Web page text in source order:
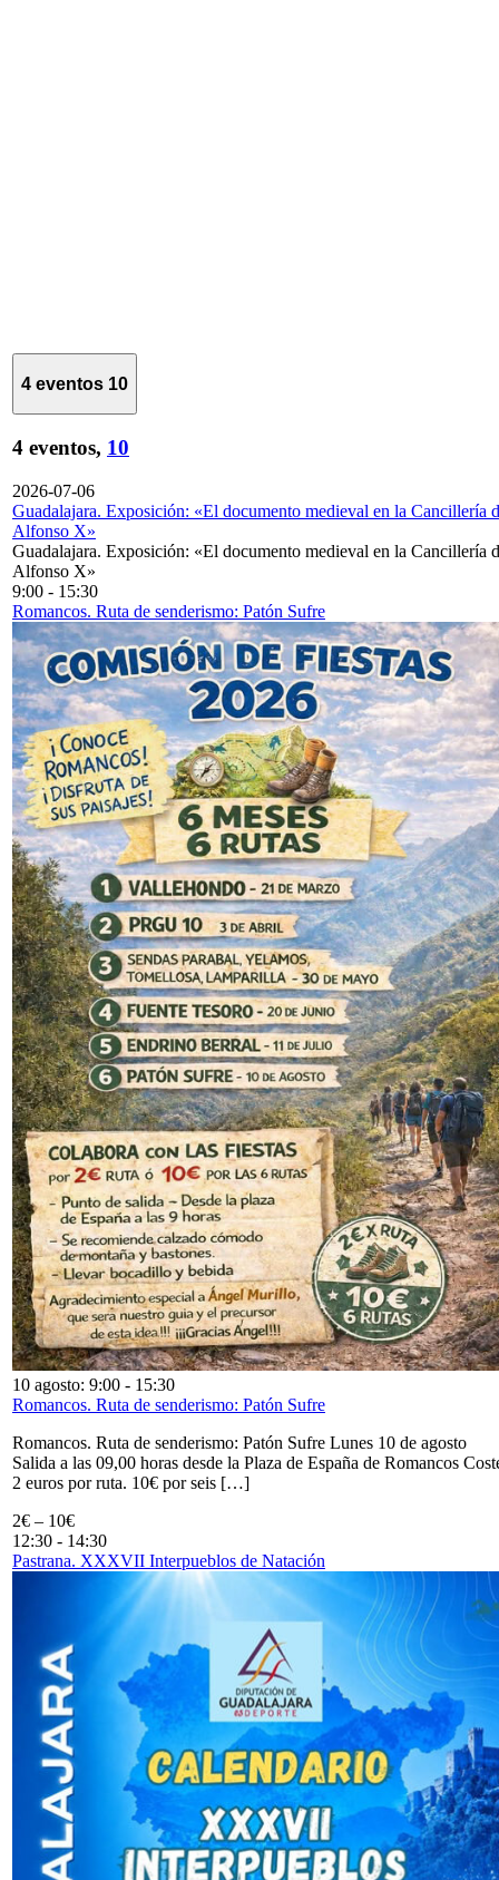
4 eventos 10
4 eventos, 10
2026-07-06
Guadalajara. Exposición: «El documento medieval en la Cancillería
Alfonso X»
Guadalajara. Exposición: «El documento medieval en la Cancillería
Alfonso X»
9:00 - 15:30
Romancos. Ruta de senderismo: Patón Sufre
10 agosto: 9:00 - 15:30
Romancos. Ruta de senderismo: Patón Sufre
Romancos. Ruta de senderismo: Patón Sufre Lunes 10 de agosto
Salida a las 09,00 horas desde la Plaza de España de Romancos
2 euros por ruta. 10€ por seis […]
2€ – 10€
12:30 - 14:30
Pastrana. XXXVII Interpueblos de Natación